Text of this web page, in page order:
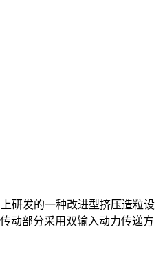
研发的一种改进型挤压造粒设
部分采用双输入动力传递方